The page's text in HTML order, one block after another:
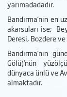
yarımadadadır.
Bandırma’nın en
akarsuları ise;
Deresi, Bozdere
Bandırma’nın
Gölü)’nün
dünyaca ünlü ve
almaktadır.